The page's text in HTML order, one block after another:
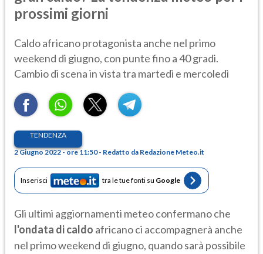
prossimi giorni
Caldo africano protagonista anche nel primo
weekend di giugno, con punte fino a 40 gradi.
Cambio di scena in vista tra martedì e mercoledì
TENDENZA
2 Giugno 2022 - ore 11:50 - Redatto da Redazione Meteo.it
Inserisci tra le tue fonti su Google
Gli ultimi aggiornamenti meteo confermano che
l'ondata di caldo africano ci accompagnerà anche
nel primo weekend di giugno, quando sarà possibile